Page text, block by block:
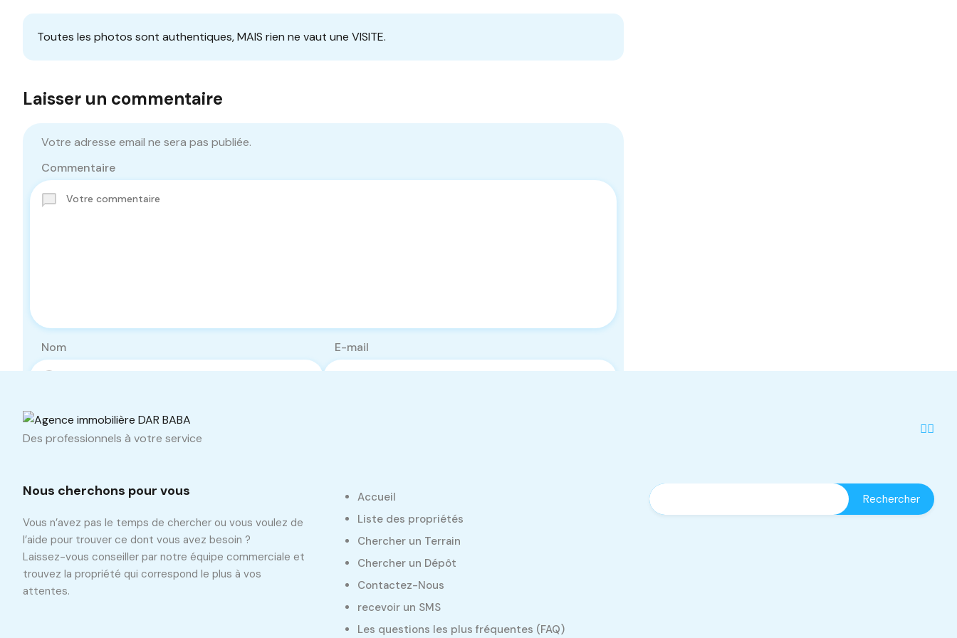
Toutes les photos sont authentiques, MAIS rien ne vaut une VISITE.
Laisser un commentaire
Votre adresse email ne sera pas publiée.
Commentaire
Nom E-mail
Téléphone
Des professionnels à votre service
Nous cherchons pour vous
Vous n’avez pas le temps de chercher ou vous voulez de
l’aide pour trouver ce dont vous avez besoin ?
Laissez-vous conseiller par notre équipe commerciale et
trouvez la propriété qui correspond le plus à vos
attentes.
Accueil
Liste des propriétés
Chercher un Terrain
Chercher un Dépôt
Contactez-Nous
recevoir un SMS
Les questions les plus fréquentes (FAQ)